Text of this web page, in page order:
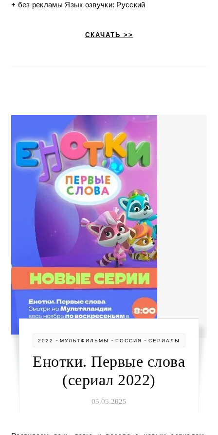
+ без рекламы Язык озвучки: Русский
СКАЧАТЬ >>
2022 - МУЛЬТФИЛЬМЫ - РОССИЯ - СЕРИАЛЫ
Енотки. Первые слова
(сериал 2022)
05.05.2025